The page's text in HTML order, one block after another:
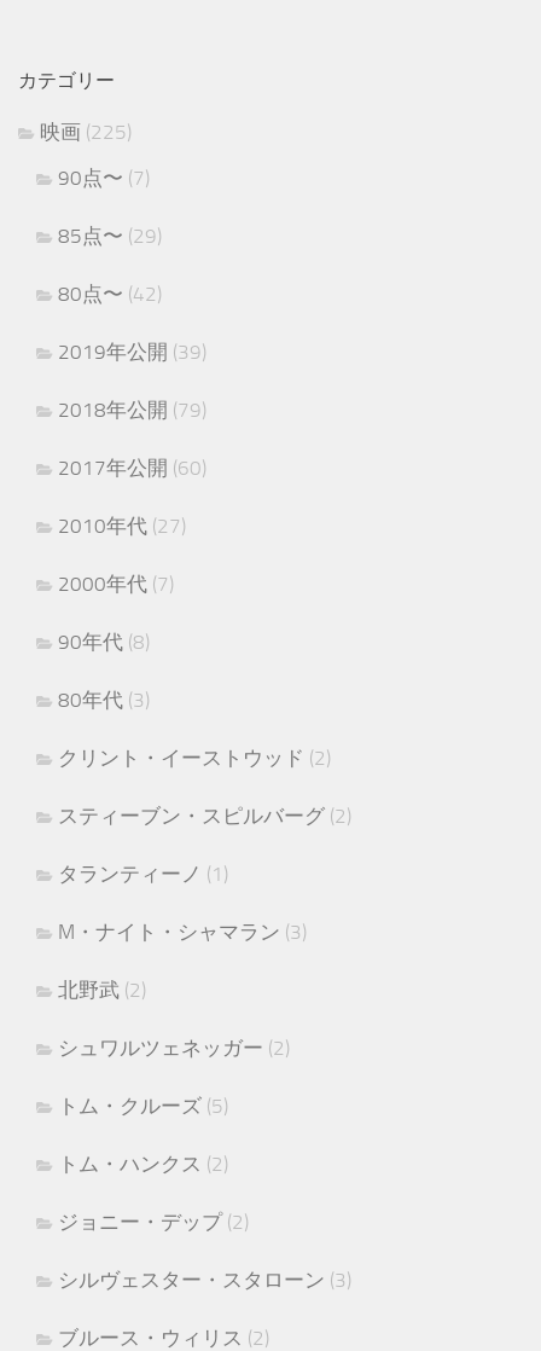
カテゴリー
映画 (225)
90点〜 (7)
85点〜 (29)
80点〜 (42)
2019年公開 (39)
2018年公開 (79)
2017年公開 (60)
2010年代 (27)
2000年代 (7)
90年代 (8)
80年代 (3)
クリント・イーストウッド (2)
スティーブン・スピルバーグ (2)
タランティーノ (1)
M・ナイト・シャマラン (3)
北野武 (2)
シュワルツェネッガー (2)
トム・クルーズ (5)
トム・ハンクス (2)
ジョニー・デップ(2)
シルヴェスター・スタローン (3)
ブルース・ウィリス (2)